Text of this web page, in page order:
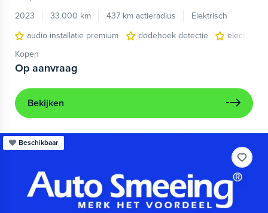
2023
33.000 km 437 km actieradius
Elektrisch
audio installatie premium
dodehoek detectie
electronic
Kopen
Op aanvraag
Bekijken
Beschikbaar